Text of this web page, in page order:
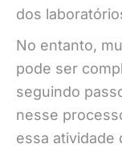
dos
No entanto,
pode ser
seguindo
nesse
essa atividade